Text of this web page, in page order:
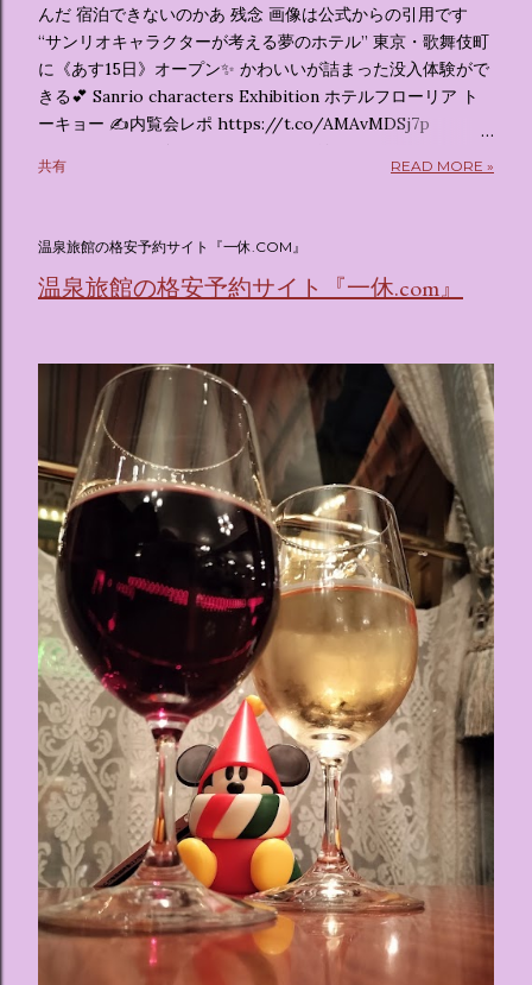
んだ 宿泊できないのかあ 残念 画像は公式からの引用です
“サンリオキャラクターが考える夢のホテル” 東京・歌舞伎町
に《あす15日》オープン✨️ かわいいが詰まった没入体験がで
きる💕 Sanrio characters Exhibition ホテルフローリア ト
ーキョー ✍️内覧会レポ https://t.co/AMAvMDSj7p
pic.twitter.com/sKx7uXeXHW — オリコンニュース
(@oricon) July 14, 2026 ホテルフローリア トーキョー
はなく、2026年7月15日から東京・新宿でスタートする サン
リオキャラクターズの体験型・没入型展示イベント の名称で
陸となります。 まるで本当にラグジュアリーホテルにチェッ
クインしてルームツアーを楽しむような、特別な空間が演出
されています。その魅力をいくつかのかたまりに分けてご紹
介します。 🔑 1. コンセプトは「サンリオキャラが考える夢
のホテル」 デジタルメディア技術で世界的に知られるクリエ
イティブプロダクション「d'strict」が手掛けており、五感を
刺激する美しいデジタルアートとストーリー性の高い全11の
テーマブースで構成されています。 チェックインからスター
ト ：ピンクを基調とした華やかなエントランスロビーでルー
ムキーを受け取り、まるでホテルに滞在するかのような没入
感を味わいながら進んでいきます。ロビーではお花をまとっ
たポムポムプリンが出迎えてくれます。 幻想的な共有スペー
ス ：きらめく光に満ちたガーデンや、美しいボールルーム
（舞踏会）、さらには本物の砂を使ったピンク色の美しいビ
ーチ（ポチャッコの隣に座れるエリア）など、写真映え間違
いなしの空間が広がります。 🛌 2. 個性あふれる「9つの客室
（テーマルーム）」 イベントの目玉となるのが、サンリオの
人気キャラクターたちがそれぞれの“好き”や理想を詰め込ん
でデザインした客室のエリアです。 ハローキティ...
共有 READ MORE »
温泉旅館の格安予約サイト『一休.COM』
温泉旅館の格安予約サイト『一休.com』